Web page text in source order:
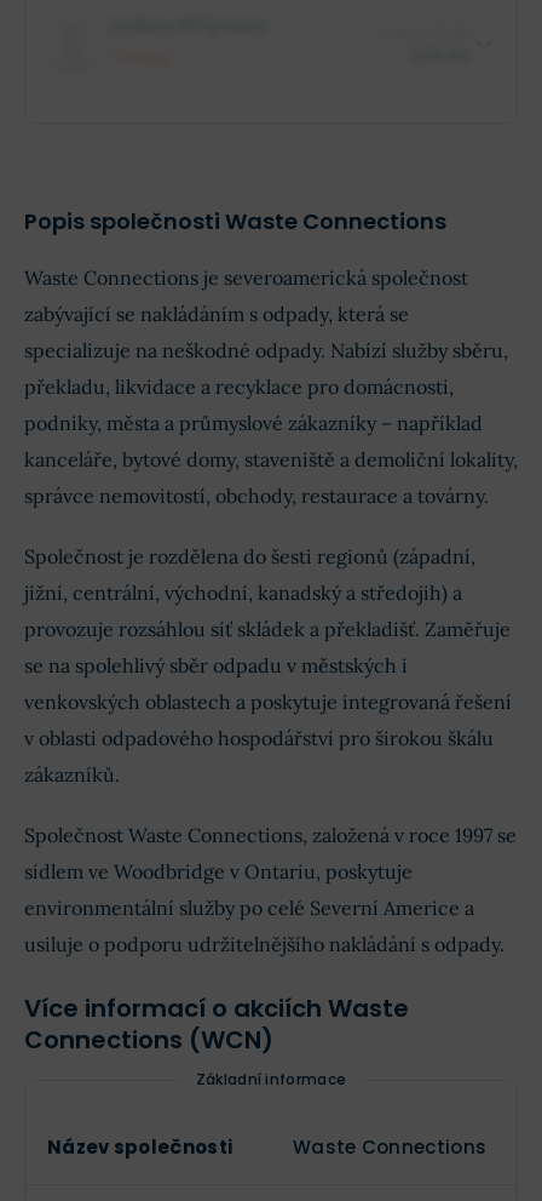
Popis společnosti Waste Connections
Waste Connections je severoamerická společnost
zabývající se nakládáním s odpady, která se
specializuje na neškodné odpady. Nabízí služby sběru,
překladu, likvidace a recyklace pro domácnosti,
podniky, města a průmyslové zákazníky – například
kanceláře, bytové domy, staveniště a demoliční lokality,
správce nemovitostí, obchody, restaurace a továrny.
Společnost je rozdělena do šesti regionů (západní,
jižní, centrální, východní, kanadský a středojih) a
provozuje rozsáhlou síť skládek a překladišť. Zaměřuje
se na spolehlivý sběr odpadu v městských i
venkovských oblastech a poskytuje integrovaná řešení
v oblasti odpadového hospodářství pro širokou škálu
zákazníků.
Společnost Waste Connections, založená v roce 1997 se
sídlem ve Woodbridge v Ontariu, poskytuje
environmentální služby po celé Severní Americe a
usiluje o podporu udržitelnějšího nakládání s odpady.
Více informací o akciích Waste
Connections (WCN)
Základní informace
Název společnosti Waste Connections